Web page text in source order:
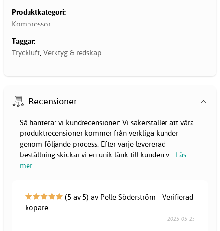
Produktkategori:
Kompressor
Taggar:
Tryckluft Verktyg & redskap
Recensioner
Så hanterar vi kundrecensioner: Vi säkerställer att våra
produktrecensioner kommer från verkliga kunder
genom följande process: Efter varje levererad
beställning skickar vi en unik länk till kunden v... Läs
mer
(5 av 5) av Pelle Söderström - Verifierad
köpare
2025-05-25